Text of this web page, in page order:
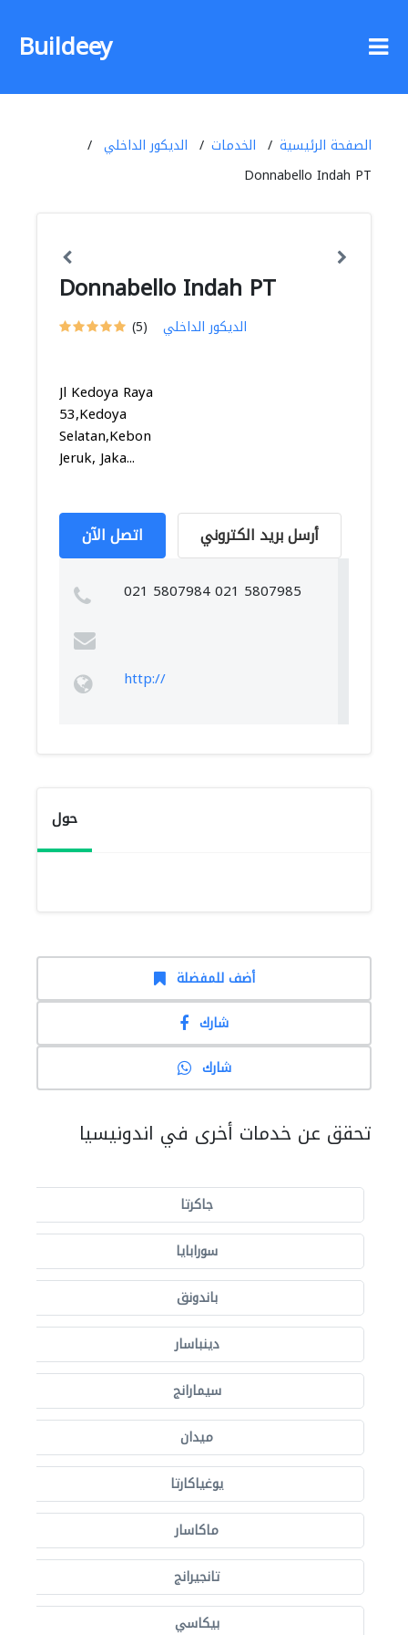
Buildeey
الصفحة الرئيسية الخدمات
الديكور الداخلي
Donnabello Indah PT
Donnabello Indah PT
(5) الديكور الداخلي
Jl Kedoya Raya
53,Kedoya
Selatan,Kebon
Jeruk, Jaka...
اتصل الآن أرسل بريد الكتروني
021 5807984 021 5807985
http://
حول
أضف للمفضلة
شارك
شارك
تحقق عن خدمات أخرى في اندونيسيا
جاكرتا
سورابايا
باندونق
دينباسار
سيمارانج
ميدان
يوغياكارتا
ماكاسار
تانجيرانج
بيكاسي